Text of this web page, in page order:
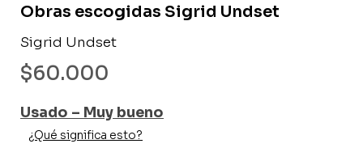
Obras escogidas Sigrid Undset
Sigrid Undset
$60.000
Usado – Muy bueno
¿Qué significa esto?